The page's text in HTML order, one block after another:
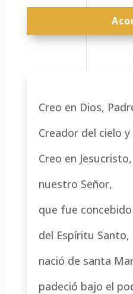
Creo en Dios,
Creador del cielo
Creo en
nuestro Señor,
que fue
del Espíritu Santo,
nació de santa
padeció bajo el